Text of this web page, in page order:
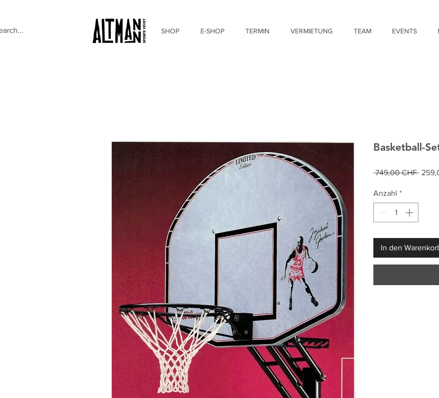
SHOP E-SHOP TERMIN VERMIETUNG TEAM EVENTS
Basketball-
749,00 CHF
Anzahl *
In den